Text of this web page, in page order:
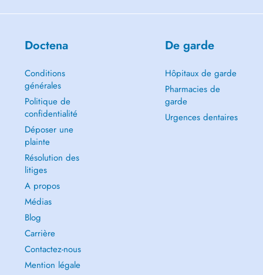
Doctena
Conditions
générales
Politique de
confidentialité
Déposer une
plainte
Résolution des
litiges
A propos
Médias
Blog
Carrière
Contactez-nous
Mention légale
De garde
Hôpitaux de garde
Pharmacies de
garde
Urgences dentaires